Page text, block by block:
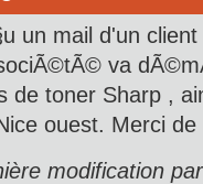
un mail d'un
va
de toner Sharp ,
ouest. Merci
modification